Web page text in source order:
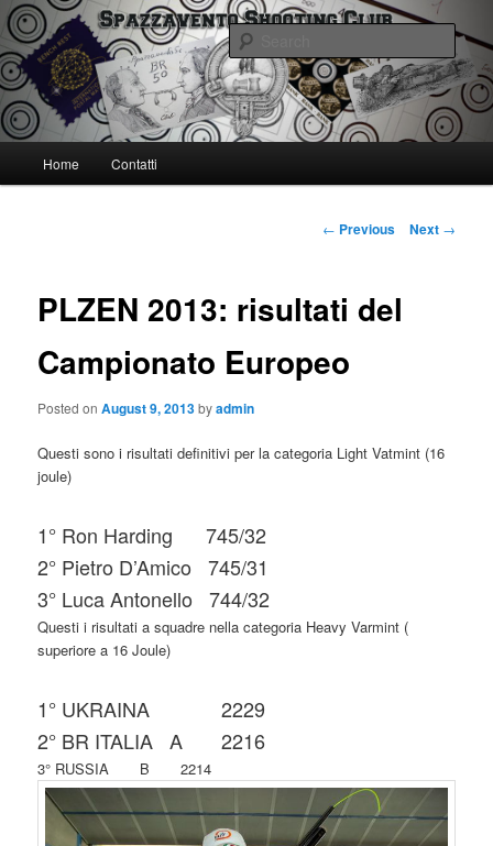
Skip
to
primary
contentSpazzavento SC
Spazzavento Shooting Club
Home Contatti
Post
← Previous Next →
PLZEN 2013: risultati del
Campionato Europeo
Posted onAugust 9, 2013byadmin
Questi sono i risultati definitivi per la categoria Light Vatmint (16
joule)
1° Ron Harding 745/32
2° Pietro D’Amico 745/31
3° Luca Antonello 744/32
Questi i risultati a squadre nella categoria Heavy Varmint (
superiore a 16 Joule)
1° UKRAINA 2229
2° BR ITALIA A 2216
3° RUSSIA B 2214